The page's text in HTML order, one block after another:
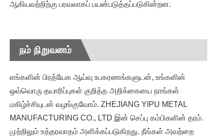
ஆகியவற்றிற்கு பரவலாகப் பயன்படுத்தப்படுகின்றன.
நம் நிறுவனம்
எங்களின் பிரத்யேக ஆய்வு உபகரணங்களுடன், உங்களின்
ஒவ்வொரு தயாரிப்புகள் குறித்த அறிக்கையை நாங்கள்
மகிழ்ச்சியுடன் வழங்குவோம். ZHEJIANG YIPU METAL
MANUFACTURING CO., LTD இன் செப்பு கம்பிகளின் தரம்.
முற்றிலும் உத்தரவாதம் அளிக்கப்படுகிறது. நீங்கள் அவற்றை